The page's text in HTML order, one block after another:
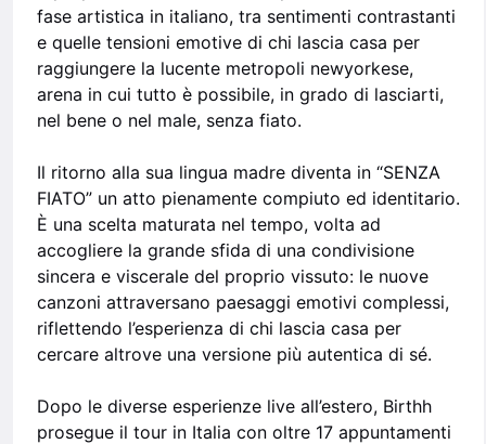
fase artistica in italiano, tra sentimenti contrastanti
e quelle tensioni emotive di chi lascia casa per
raggiungere la lucente metropoli newyorkese,
arena in cui tutto è possibile, in grado di lasciarti,
nel bene o nel male, senza fiato.
Il ritorno alla sua lingua madre diventa in “SENZA
FIATO” un atto pienamente compiuto ed identitario.
È una scelta maturata nel tempo, volta ad
accogliere la grande sfida di una condivisione
sincera e viscerale del proprio vissuto: le nuove
canzoni attraversano paesaggi emotivi complessi,
riflettendo l’esperienza di chi lascia casa per
cercare altrove una versione più autentica di sé.
Dopo le diverse esperienze live all’estero, Birthh
prosegue il tour in Italia con oltre 17 appuntamenti